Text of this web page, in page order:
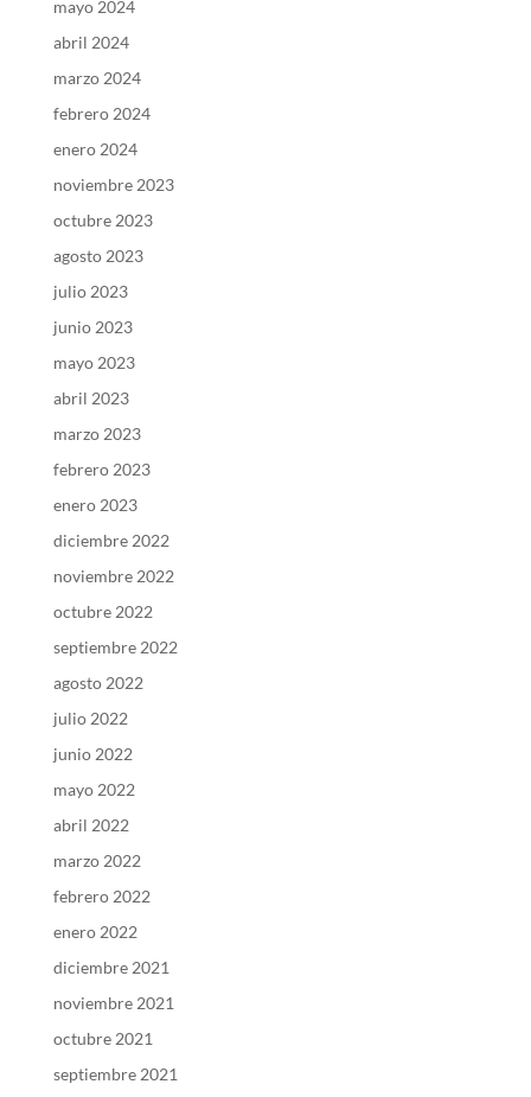
mayo 2024
abril 2024
marzo 2024
febrero 2024
enero 2024
noviembre 2023
octubre 2023
agosto 2023
julio 2023
junio 2023
mayo 2023
abril 2023
marzo 2023
febrero 2023
enero 2023
diciembre 2022
noviembre 2022
octubre 2022
septiembre 2022
agosto 2022
julio 2022
junio 2022
mayo 2022
abril 2022
marzo 2022
febrero 2022
enero 2022
diciembre 2021
noviembre 2021
octubre 2021
septiembre 2021